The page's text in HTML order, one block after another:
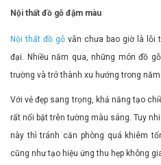
Nội thất đồ gỗ đậm màu
Nội thất đồ gỗ vẫn chưa bao giờ là lỗi
đại. Nhiều năm qua, những món đồ
trường và trở thành xu hướng trong năm
Với vẻ đẹp sang trọng, khả năng tạo
rất nổi bật trên tường màu sáng. Tuy
này thì tránh căn phòng quá khiêm
cũng như tạo hiệu ứng thu hẹp không